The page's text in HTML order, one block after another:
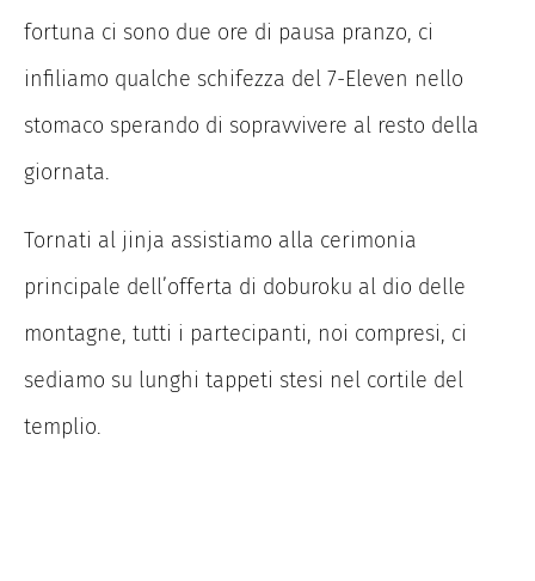
fortuna ci sono due ore di pausa pranzo, ci
infiliamo qualche schifezza del 7-Eleven nello
stomaco sperando di sopravvivere al resto della
giornata.
Tornati al jinja assistiamo alla cerimonia
principale dell’offerta di doburoku al dio delle
montagne, tutti i partecipanti, noi compresi, ci
sediamo su lunghi tappeti stesi nel cortile del
templio.